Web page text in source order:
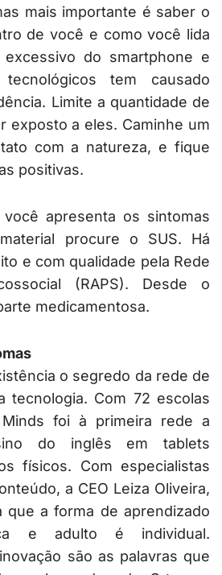
mais importante é saber o
de você e como você lida
do smartphone e
tem causado
Limite a quantidade de
exposto a eles. Caminhe um
com a natureza, e fique
positivas.
você apresenta os sintomas
procure o SUS. Há
e com qualidade pela Rede
(RAPS). Desde o
medicamentosa.
o segredo da rede de
tecnologia. Com 72 escolas
foi à primeira rede a
do inglês em tablets
físicos. Com especialistas
a CEO Leiza Oliveira,
que a forma de aprendizado
e adulto é individual.
são as palavras que